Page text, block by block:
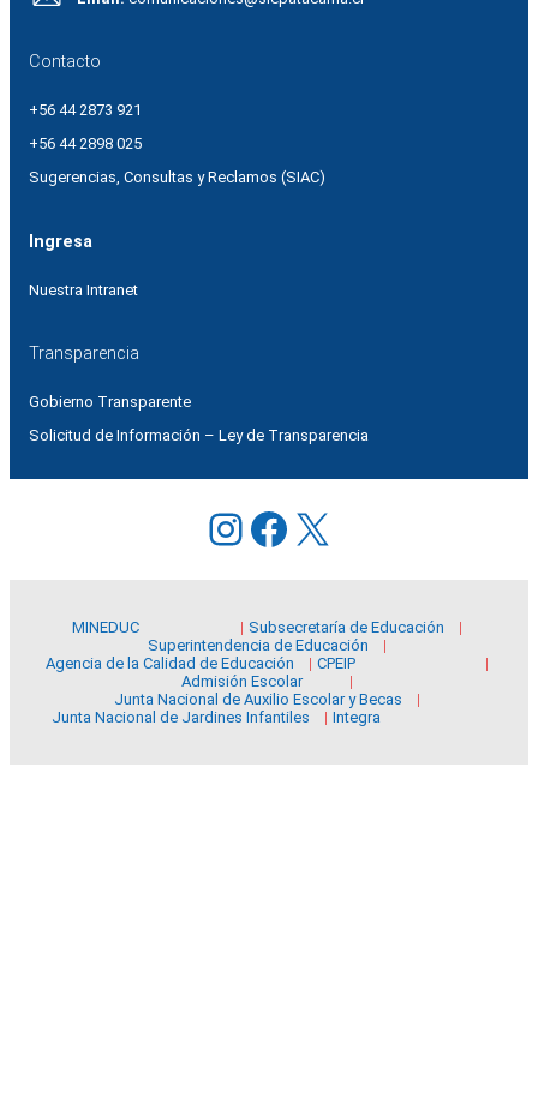
Contacto
+56 44 2873 921
+56 44 2898 025
Sugerencias, Consultas y Reclamos (SIAC)
Ingresa
Nuestra Intranet
Transparencia
Gobierno Transparente
Solicitud de Información – Ley de Transparencia
Instagram
Facebook
X
MINEDUC
Subsecretaría de Educación
Superintendencia de Educación
Agencia de la Calidad de Educación
CPEIP
Admisión Escolar
Junta Nacional de Auxilio Escolar y Becas
Junta Nacional de Jardines Infantiles
Integra